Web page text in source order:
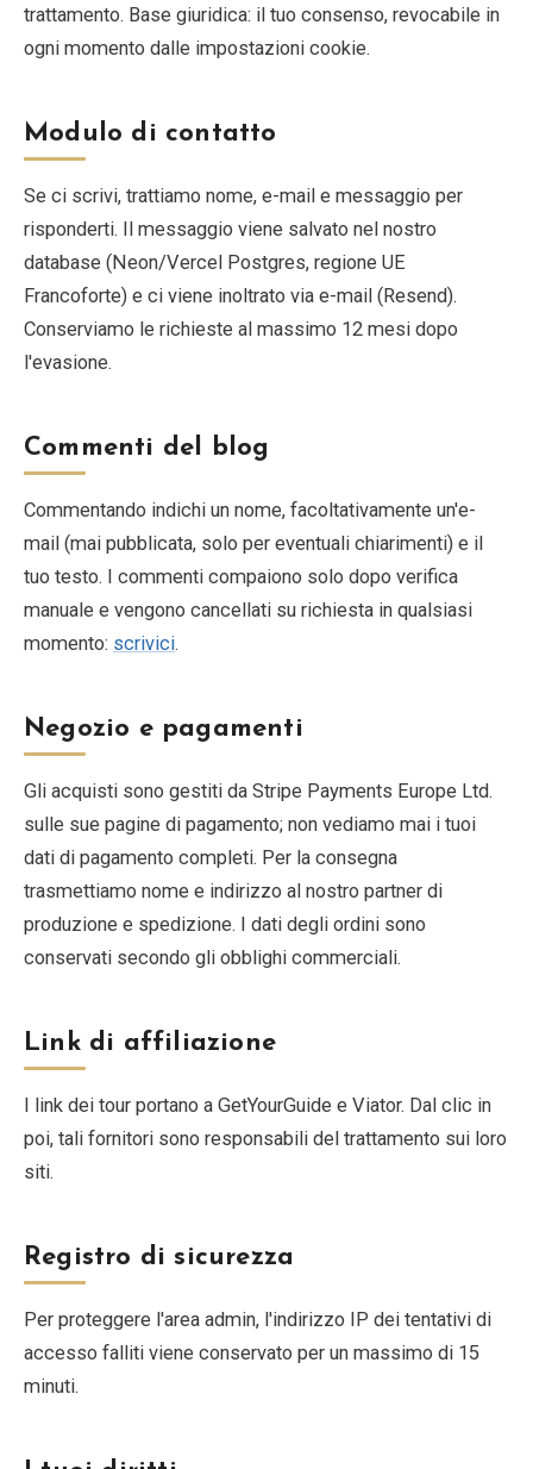
trattamento. Base giuridica: il tuo consenso, revocabile in
ogni momento dalle impostazioni cookie.
Modulo di contatto
Se ci scrivi, trattiamo nome, e-mail e messaggio per
risponderti. Il messaggio viene salvato nel nostro
database (Neon/Vercel Postgres, regione UE
Francoforte) e ci viene inoltrato via e-mail (Resend).
Conserviamo le richieste al massimo 12 mesi dopo
l'evasione.
Commenti del blog
Commentando indichi un nome, facoltativamente un'e-
mail (mai pubblicata, solo per eventuali chiarimenti) e il
tuo testo. I commenti compaiono solo dopo verifica
manuale e vengono cancellati su richiesta in qualsiasi
momento: scrivici.
Negozio e pagamenti
Gli acquisti sono gestiti da Stripe Payments Europe Ltd.
sulle sue pagine di pagamento; non vediamo mai i tuoi
dati di pagamento completi. Per la consegna
trasmettiamo nome e indirizzo al nostro partner di
produzione e spedizione. I dati degli ordini sono
conservati secondo gli obblighi commerciali.
Link di affiliazione
I link dei tour portano a GetYourGuide e Viator. Dal clic in
poi, tali fornitori sono responsabili del trattamento sui loro
siti.
Registro di sicurezza
Per proteggere l'area admin, l'indirizzo IP dei tentativi di
accesso falliti viene conservato per un massimo di 15
minuti.